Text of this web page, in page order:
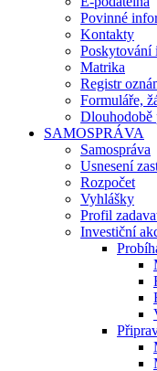
Povinné
Kontakty
Poskytování
Matrika
Registr
Formuláře,
Dlouhodobě
SAMOSPRÁVA
Samospráva
Usnesení
Rozpočet
Vyhlášky
Profil
Investiční